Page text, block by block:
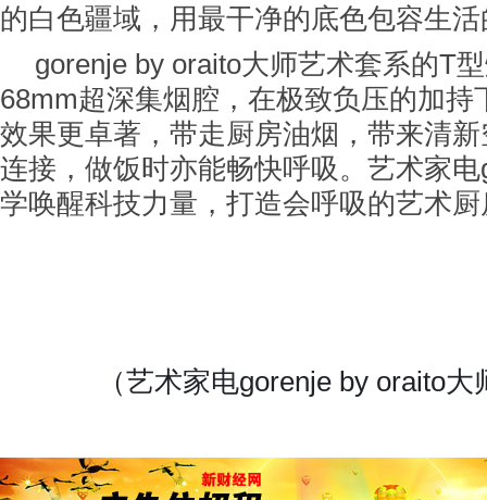
的白色疆域，用最干净的底色包容生
gorenje by oraito大师艺术套系的T
68mm超深集烟腔，在极致负压的加持
效果更卓著，带走厨房油烟，带来清
连接，做饭时亦能畅快呼吸。艺术家
学唤醒科技力量，打造会呼吸的艺术
（艺术家电gorenje by oraito大